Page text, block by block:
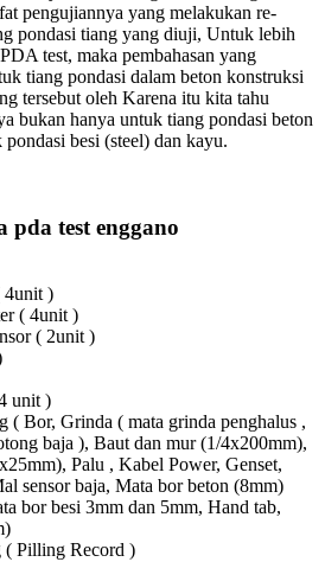
pengujiannya yang melakukan re-
pondasi tiang yang diuji, Untuk lebih
test, maka pembahasan yang
tiang pondasi dalam beton konstruksi
tersebut oleh Karena itu kita tahu
bukan hanya untuk tiang pondasi beton
besi (steel) dan kayu.
pda test enggano
4unit )
( 4unit )
( 2unit )
unit )
( Bor, Grinda ( mata grinda penghalus ,
baja ), Baut dan mur (1/4x200mm),
Palu , Kabel Power, Genset,
sensor baja, Mata bor beton (8mm)
bor besi 3mm dan 5mm, Hand tab,
( Pilling Record )